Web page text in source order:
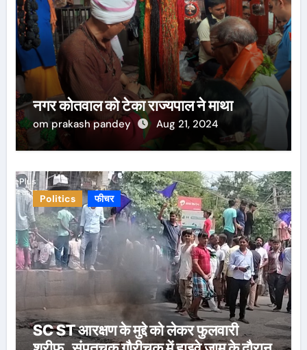
नगर कोतवाल को टेका राज्यपाल ने माथा
om prakash pandey Aug 21, 2024
Politics फीचर
SC ST आरक्षण के मुद्दे को लेकर फुलवारी